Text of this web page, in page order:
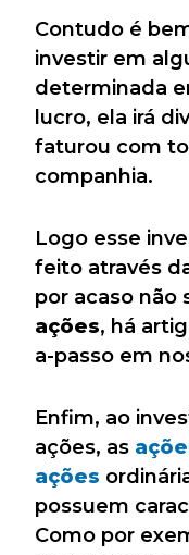
Contudo é
investir em
determinada
lucro, ela irá
faturou com
companhia.
Logo esse
feito através
por acaso não
ações, há
a-passo em
Enfim, ao
ações, as
ações
possuem
Como por